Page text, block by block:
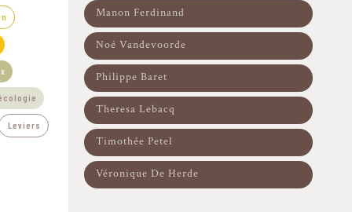
Leviers
Manon Ferdinand
Noé Vandevoorde
Philippe Baret
Theresa Lebacq
Timothée Petel
Véronique De Herde